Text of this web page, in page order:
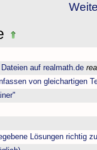
auf realmath.de
von gleichartigen
Lösungen richtig